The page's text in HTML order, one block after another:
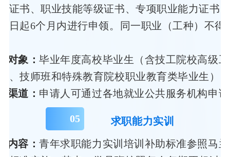
证书、职业技能等级证书、专项职业能力证书
日起6个月内进行申领。同一职业（工种）不得
对象：毕业年度高校毕业生（含技工院校高级
、技师班和特殊教育院校职业教育类毕业生）
渠道： 申请人可通过各地就业公共服务机构申
05
求职能力实训
内容：青年求职能力实训培训补助标准参照马